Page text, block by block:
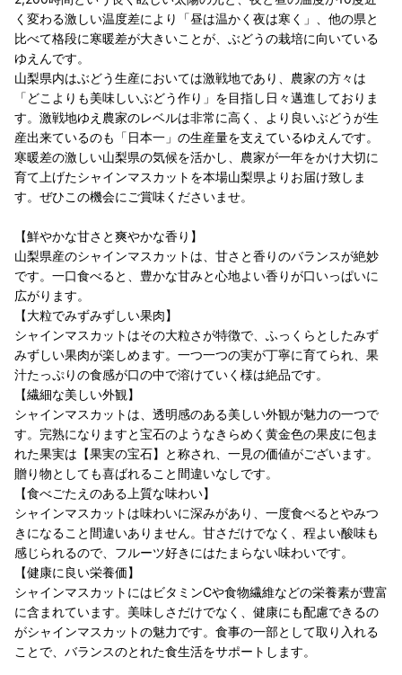
く変わる激しい温度差により「昼は温かく夜は寒く」、他の県と
比べて格段に寒暖差が大きいことが、ぶどうの栽培に向いている
ゆえんです。
山梨県内はぶどう生産においては激戦地であり、農家の方々は
「どこよりも美味しいぶどう作り」を目指し日々邁進しておりま
す。激戦地ゆえ農家のレベルは非常に高く、より良いぶどうが生
産出来ているのも「日本一」の生産量を支えているゆえんです。
寒暖差の激しい山梨県の気候を活かし、農家が一年をかけ大切に
育て上げたシャインマスカットを本場山梨県よりお届け致しま
す。ぜひこの機会にご賞味くださいませ。
【鮮やかな甘さと爽やかな香り】
山梨県産のシャインマスカットは、甘さと香りのバランスが絶妙
です。一口食べると、豊かな甘みと心地よい香りが口いっぱいに
広がります。
【大粒でみずみずしい果肉】
シャインマスカットはその大粒さが特徴で、ふっくらとしたみず
みずしい果肉が楽しめます。一つ一つの実が丁寧に育てられ、果
汁たっぷりの食感が口の中で溶けていく様は絶品です。
【繊細な美しい外観】
シャインマスカットは、透明感のある美しい外観が魅力の一つで
す。完熟になりますと宝石のようなきらめく黄金色の果皮に包ま
れた果実は【果実の宝石】と称され、一見の価値がございます。
贈り物としても喜ばれること間違いなしです。
【食べごたえのある上質な味わい】
シャインマスカットは味わいに深みがあり、一度食べるとやみつ
きになること間違いありません。甘さだけでなく、程よい酸味も
感じられるので、フルーツ好きにはたまらない味わいです。
【健康に良い栄養価】
シャインマスカットにはビタミンCや食物繊維などの栄養素が豊富
に含まれています。美味しさだけでなく、健康にも配慮できるの
がシャインマスカットの魅力です。食事の一部として取り入れる
ことで、バランスのとれた食生活をサポートします。